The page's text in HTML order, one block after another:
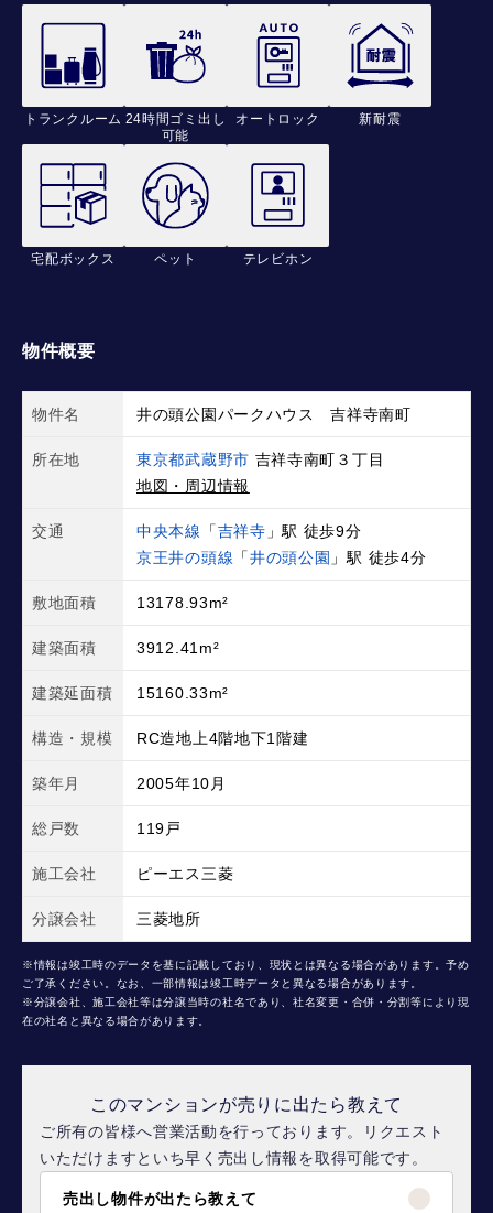
トランクルーム 24時間ゴミ出し
可能
オートロック 新耐震
宅配ボックス ペット テレビホン
物件概要
物件名 井の頭公園パークハウス 吉祥寺南町
所在地 東京都武蔵野市 吉祥寺南町３丁目
地図・周辺情報
交通 中央本線 「吉祥寺 」駅 徒歩9分
京王井の頭線 「井の頭公園 」駅 徒歩4分
敷地面積 13178.93m²
建築面積 3912.41m²
建築延面積 15160.33m²
構造・規模 RC造地上4階地下1階建
築年月 2005年10月
総戸数 119戸
施工会社 ピーエス三菱
分譲会社 三菱地所
※情報は竣工時のデータを基に記載しており、現状とは異なる場合があります。予め
ご了承ください。なお、一部情報は竣工時データと異なる場合があります。
※分譲会社、施工会社等は分譲当時の社名であり、社名変更・合併・分割等により現
在の社名と異なる場合があります。
このマンションが売りに出たら教えて
ご所有の皆様へ営業活動を行っております。リクエスト
いただけますといち早く売出し情報を取得可能です。
売出し物件が出たら教えて